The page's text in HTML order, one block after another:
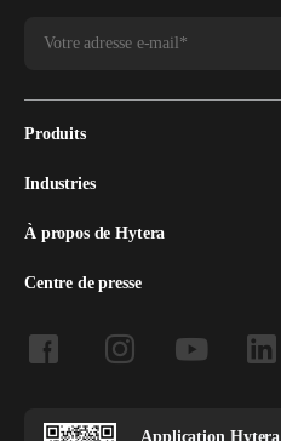
Produits
Industries
À propos de Hytera
Centre de presse
Application Hytera